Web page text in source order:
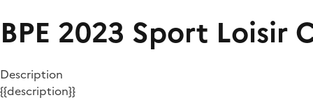
BPE 2023 Sport Loisir
Description
{{description}}